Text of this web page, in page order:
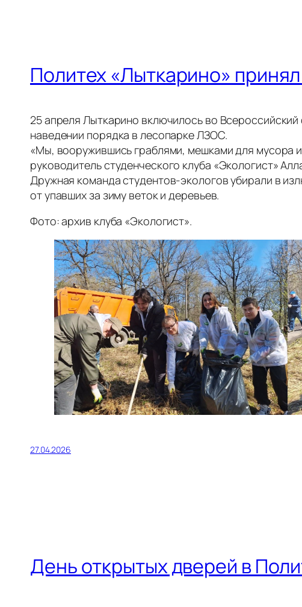
Политех «Лыткарино»
25 апреля Лыткарино включилось во
наведении порядка в лесопарке ЛЗОС.
«Мы, вооружившись граблями, мешками для мусора
руководитель студенческого клуба «Экологист»
Дружная команда студентов-экологов убирали в
от упавших за зиму веток и деревьев.
Фото: архив клуба «Экологист».
27.04.2026
День открытых дверей в